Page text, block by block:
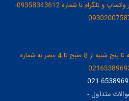
مشاوره رایگان بصورت چت در واتساپ و تلگرام با شماره 09358343612-
تماس تلفنی در روزهای شنبه تا پنج شنبه از 8 صبح تا 4 عصر به شماره
021-
متداول-